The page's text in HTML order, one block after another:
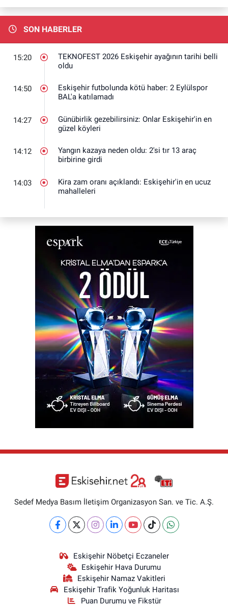
SON HABERLER
15:20
TEKNOFEST 2026 Eskişehir ayağının tarihi belli
oldu
14:50
Eskişehir futbolunda kötü haber: 2 Eylülspor
BAL'a katılamadı
14:27
Günübirlik gezebilirsiniz: Onlar Eskişehir'in en
güzel köyleri
14:12
Yangın kazaya neden oldu: 2'si tır 13 araç
birbirine girdi
14:03
Kira zam oranı açıklandı: Eskişehir'in en ucuz
mahalleleri
Sedef Medya Basım İletişim Organizasyon San. ve Tic. A.Ş.
Eskişehir Nöbetçi Eczaneler
Eskişehir Hava Durumu
Eskişehir Namaz Vakitleri
Eskişehir Trafik Yoğunluk Haritası
Puan Durumu ve Fikstür